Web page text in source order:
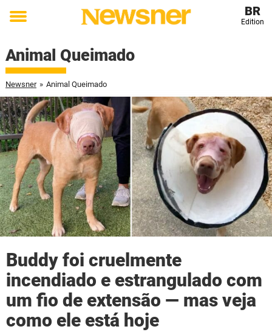
Toggle
BR
Edition
Animal Queimado
Newsner » Animal Queimado
Buddy foi cruelmente
incendiado e estrangulado com
um fio de extensão — mas veja
como ele está hoje